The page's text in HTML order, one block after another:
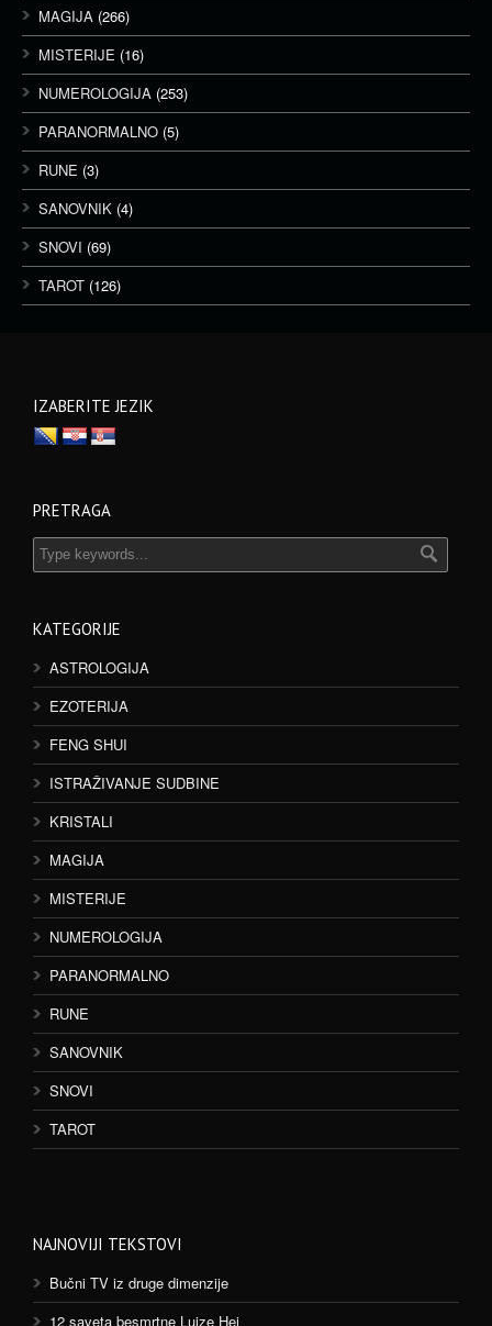
MAGIJA (266)
MISTERIJE (16)
NUMEROLOGIJA (253)
PARANORMALNO (5)
RUNE (3)
SANOVNIK (4)
SNOVI (69)
TAROT (126)
IZABERITE JEZIK
PRETRAGA
KATEGORIJE
ASTROLOGIJA
EZOTERIJA
FENG SHUI
ISTRAŽIVANJE SUDBINE
KRISTALI
MAGIJA
MISTERIJE
NUMEROLOGIJA
PARANORMALNO
RUNE
SANOVNIK
SNOVI
TAROT
NAJNOVIJI TEKSTOVI
Bučni TV iz druge dimenzije
12 saveta besmrtne Lujze Hej